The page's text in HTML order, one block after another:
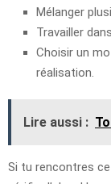
Mélanger
Travailler
Choisir un
réalisation.
Lire aussi :
Si tu rencontres